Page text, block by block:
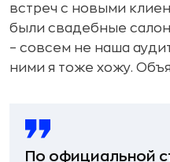
встреч с новыми
были свадебные
– совсем не наша
ними я тоже хожу.
По официальной